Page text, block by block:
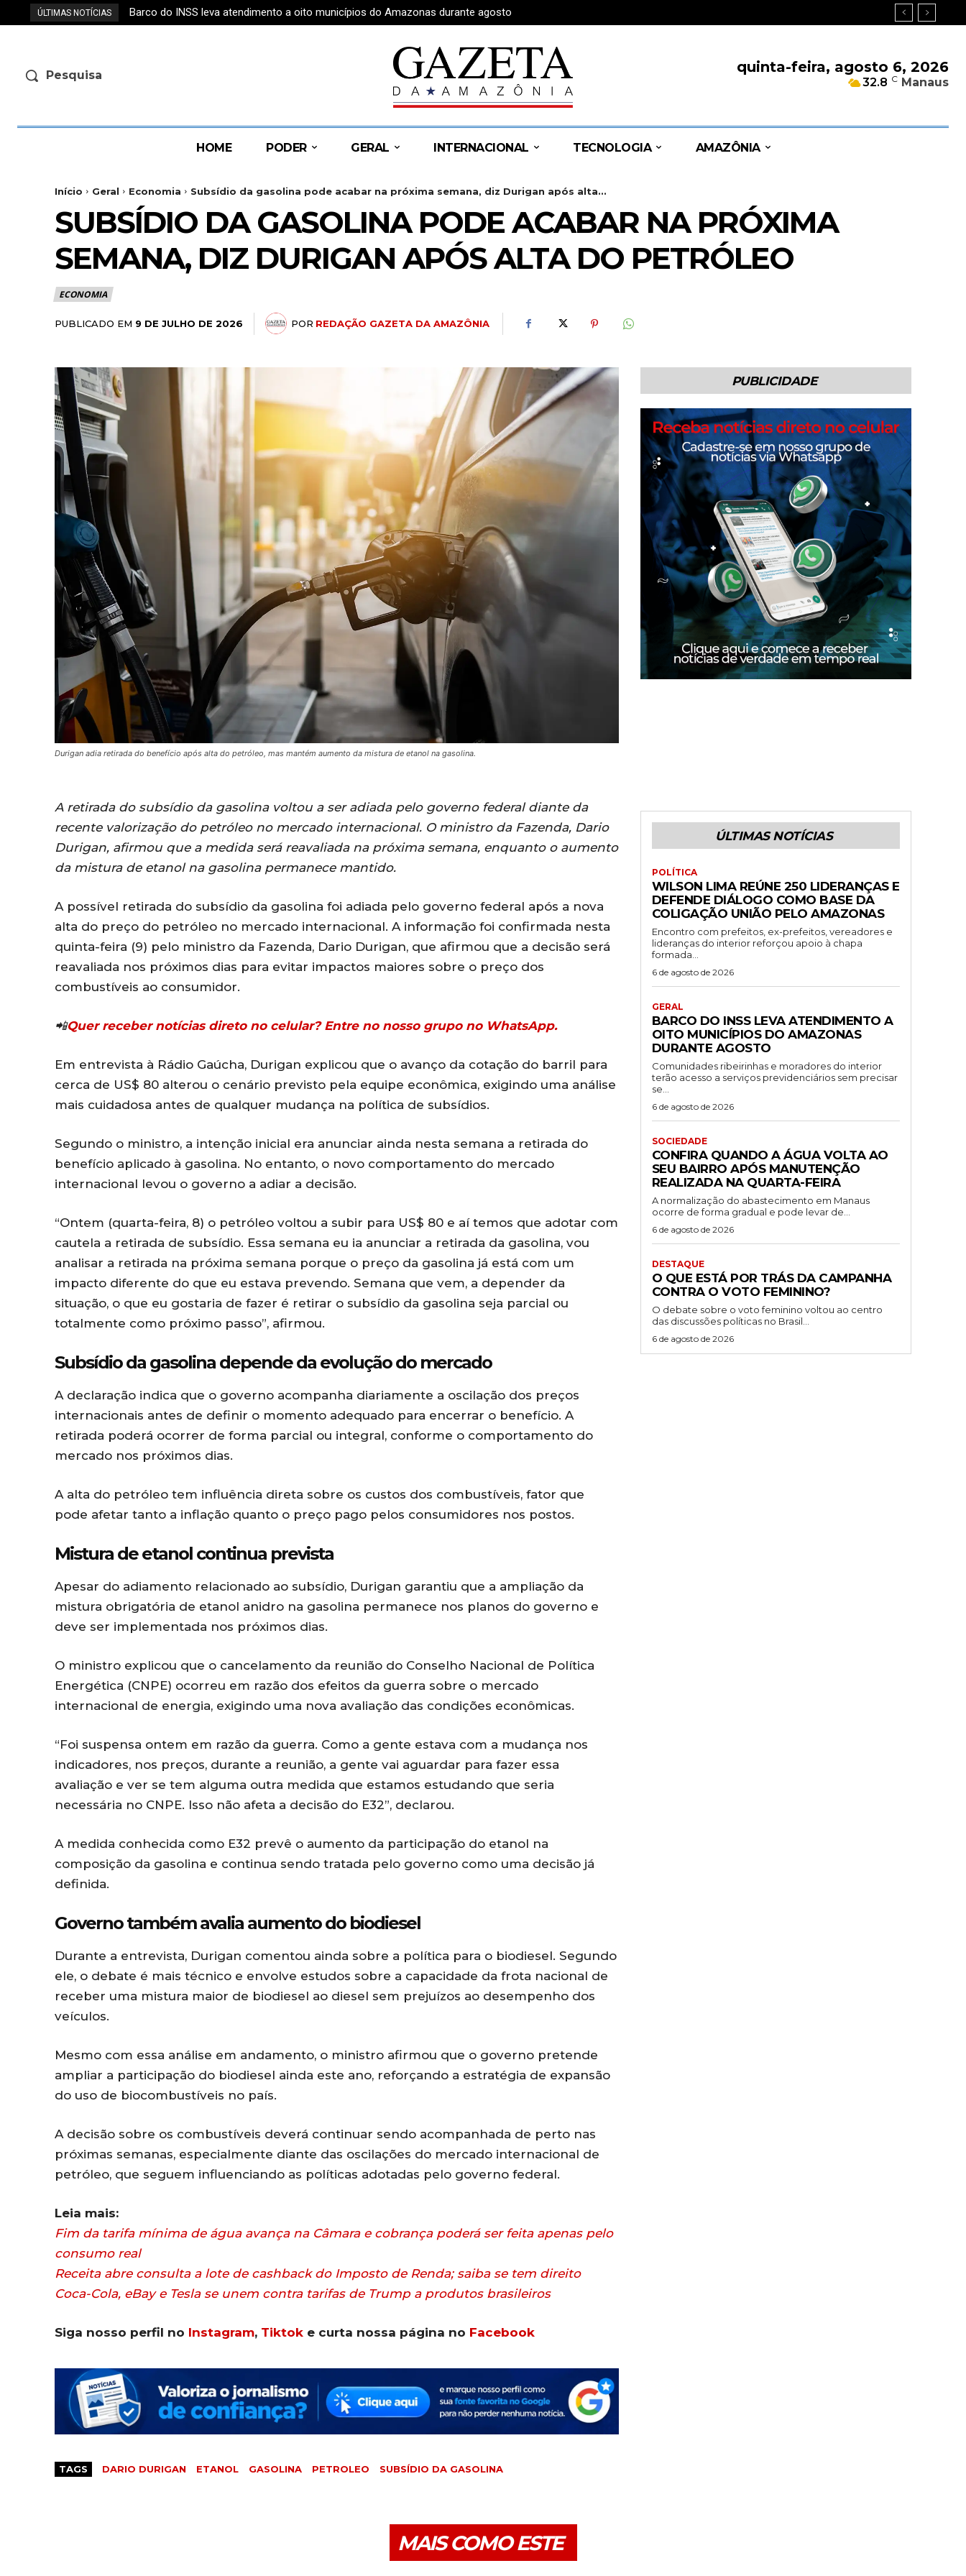
ÚLTIMAS NOTÍCIAS Barco do INSS leva atendimento a oito municípios do Amazonas durante agosto
Pesquisa quinta-feira, agosto 6, 2026
32.8 C Manaus
HOME PODER GERAL INTERNACIONAL TECNOLOGIA AMAZÔNIA
Início Geral Economia Subsídio da gasolina pode acabar na próxima semana, diz Durigan após alta...
SUBSÍDIO DA GASOLINA PODE ACABAR NA PRÓXIMA
SEMANA, DIZ DURIGAN APÓS ALTA DO PETRÓLEO
ECONOMIA
PUBLICADO EM 9 DE JULHO DE 2026 POR REDAÇÃO GAZETA DA AMAZÔNIA
Durigan adia retirada do benefício após alta do petróleo, mas mantém aumento da mistura de etanol na gasolina.
PUBLICIDADE
A retirada do subsídio da gasolina voltou a ser adiada pelo governo federal diante da
recente valorização do petróleo no mercado internacional. O ministro da Fazenda, Dario
Durigan, afirmou que a medida será reavaliada na próxima semana, enquanto o aumento
da mistura de etanol na gasolina permanece mantido.
A possível retirada do subsídio da gasolina foi adiada pelo governo federal após a nova
alta do preço do petróleo no mercado internacional. A informação foi confirmada nesta
quinta-feira (9) pelo ministro da Fazenda, Dario Durigan, que afirmou que a decisão será
reavaliada nos próximos dias para evitar impactos maiores sobre o preço dos
combustíveis ao consumidor.
📲Quer receber notícias direto no celular? Entre no nosso grupo no WhatsApp.
Em entrevista à Rádio Gaúcha, Durigan explicou que o avanço da cotação do barril para
cerca de US$ 80 alterou o cenário previsto pela equipe econômica, exigindo uma análise
mais cuidadosa antes de qualquer mudança na política de subsídios.
Segundo o ministro, a intenção inicial era anunciar ainda nesta semana a retirada do
benefício aplicado à gasolina. No entanto, o novo comportamento do mercado
internacional levou o governo a adiar a decisão.
“Ontem (quarta-feira, 8) o petróleo voltou a subir para US$ 80 e aí temos que adotar com
cautela a retirada de subsídio. Essa semana eu ia anunciar a retirada da gasolina, vou
analisar a retirada na próxima semana porque o preço da gasolina já está com um
impacto diferente do que eu estava prevendo. Semana que vem, a depender da
situação, o que eu gostaria de fazer é retirar o subsídio da gasolina seja parcial ou
totalmente como próximo passo”, afirmou.
Subsídio da gasolina depende da evolução do mercado
A declaração indica que o governo acompanha diariamente a oscilação dos preços
internacionais antes de definir o momento adequado para encerrar o benefício. A
retirada poderá ocorrer de forma parcial ou integral, conforme o comportamento do
mercado nos próximos dias.
A alta do petróleo tem influência direta sobre os custos dos combustíveis, fator que
pode afetar tanto a inflação quanto o preço pago pelos consumidores nos postos.
Mistura de etanol continua prevista
Apesar do adiamento relacionado ao subsídio, Durigan garantiu que a ampliação da
mistura obrigatória de etanol anidro na gasolina permanece nos planos do governo e
deve ser implementada nos próximos dias.
O ministro explicou que o cancelamento da reunião do Conselho Nacional de Política
Energética (CNPE) ocorreu em razão dos efeitos da guerra sobre o mercado
internacional de energia, exigindo uma nova avaliação das condições econômicas.
“Foi suspensa ontem em razão da guerra. Como a gente estava com a mudança nos
indicadores, nos preços, durante a reunião, a gente vai aguardar para fazer essa
avaliação e ver se tem alguma outra medida que estamos estudando que seria
necessária no CNPE. Isso não afeta a decisão do E32”, declarou.
A medida conhecida como E32 prevê o aumento da participação do etanol na
composição da gasolina e continua sendo tratada pelo governo como uma decisão já
definida.
Governo também avalia aumento do biodiesel
Durante a entrevista, Durigan comentou ainda sobre a política para o biodiesel. Segundo
ele, o debate é mais técnico e envolve estudos sobre a capacidade da frota nacional de
receber uma mistura maior de biodiesel ao diesel sem prejuízos ao desempenho dos
veículos.
Mesmo com essa análise em andamento, o ministro afirmou que o governo pretende
ampliar a participação do biodiesel ainda este ano, reforçando a estratégia de expansão
do uso de biocombustíveis no país.
A decisão sobre os combustíveis deverá continuar sendo acompanhada de perto nas
próximas semanas, especialmente diante das oscilações do mercado internacional de
petróleo, que seguem influenciando as políticas adotadas pelo governo federal.
Leia mais:
Fim da tarifa mínima de água avança na Câmara e cobrança poderá ser feita apenas pelo
consumo real
Receita abre consulta a lote de cashback do Imposto de Renda; saiba se tem direito
Coca-Cola, eBay e Tesla se unem contra tarifas de Trump a produtos brasileiros
Siga nosso perfil no Instagram, Tiktok e curta nossa página no Facebook
TAGS DARIO DURIGAN ETANOL GASOLINA PETROLEO SUBSÍDIO DA GASOLINA
ÚLTIMAS NOTÍCIAS
POLÍTICA
WILSON LIMA REÚNE 250 LIDERANÇAS E
DEFENDE DIÁLOGO COMO BASE DA
COLIGAÇÃO UNIÃO PELO AMAZONAS
Encontro com prefeitos, ex-prefeitos, vereadores e
lideranças do interior reforçou apoio à chapa
formada...
6 de agosto de 2026
GERAL
BARCO DO INSS LEVA ATENDIMENTO A
OITO MUNICÍPIOS DO AMAZONAS
DURANTE AGOSTO
Comunidades ribeirinhas e moradores do interior
terão acesso a serviços previdenciários sem precisar
se...
6 de agosto de 2026
SOCIEDADE
CONFIRA QUANDO A ÁGUA VOLTA AO
SEU BAIRRO APÓS MANUTENÇÃO
REALIZADA NA QUARTA-FEIRA
A normalização do abastecimento em Manaus
ocorre de forma gradual e pode levar de...
6 de agosto de 2026
DESTAQUE
O QUE ESTÁ POR TRÁS DA CAMPANHA
CONTRA O VOTO FEMININO?
O debate sobre o voto feminino voltou ao centro
das discussões políticas no Brasil...
6 de agosto de 2026
MAIS COMO ESTE